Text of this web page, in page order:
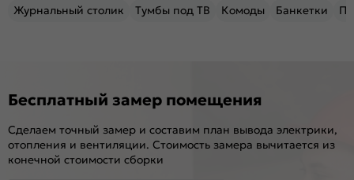
Журнальный столик Тумбы под ТВ Комоды Банкетки
Бесплатный замер помещения
Сделаем точный замер и составим план вывода электрики,
отопления и вентиляции. Стоимость замера вычитается из
конечной стоимости сборки